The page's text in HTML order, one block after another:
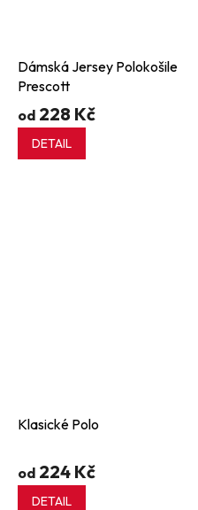
Dámská Jersey Polokošile
Prescott
od 228 Kč
DETAIL
Klasické Polo
od 224 Kč
DETAIL